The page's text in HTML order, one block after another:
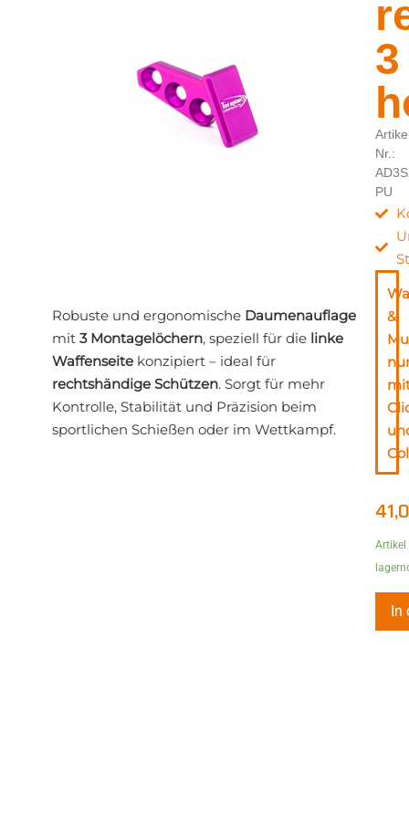
Robuste und ergonomische Daumenauflage
mit 3 Montagelöchern, speziell für die linke
Waffenseitekonzipiert – ideal für
rechtshändige Schützen. Sorgt für mehr
Kontrolle, Stabilität und Präzision beim
sportlichen Schießen oder im Wettkampf.
3
Nr.:
PU
&
Artikel